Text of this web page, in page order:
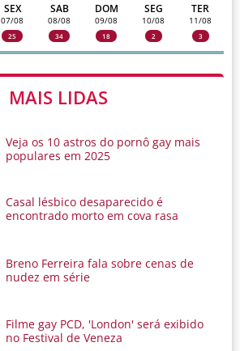
SEX
07/08
25
SAB
08/08
34
DOM
09/08
18
SEG
10/08
2
TER
11/08
3
MAIS LIDAS
Veja os 10 astros do pornô gay mais
populares em 2025
Casal lésbico desaparecido é
encontrado morto em cova rasa
Breno Ferreira fala sobre cenas de
nudez em série
Filme gay PCD, 'London' será exibido
no Festival de Veneza